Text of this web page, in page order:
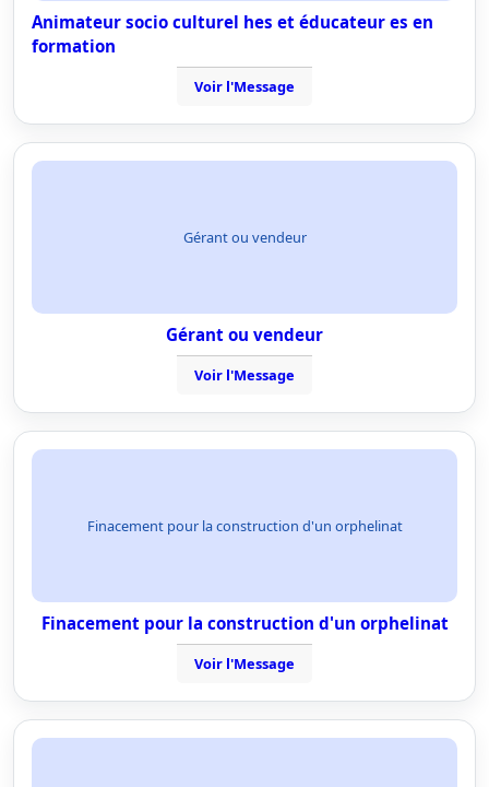
Animateur socio culturel hes et éducateur es en
formation
Voir l'Message
Gérant ou vendeur
Gérant ou vendeur
Voir l'Message
Finacement pour la construction d'un orphelinat
Finacement pour la construction d'un orphelinat
Voir l'Message